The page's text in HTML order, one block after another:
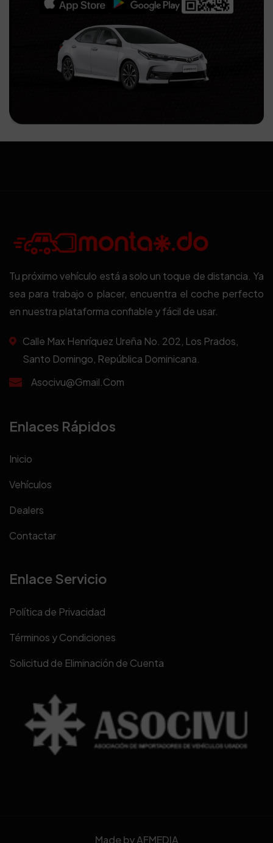
Tu próximo vehículo está a solo un toque de distancia. Ya
sea para trabajo o placer, encuentra el coche perfecto
en nuestra plataforma confiable y fácil de usar.
Calle Max Henríquez Ureña No. 202, Los Prados,
Santo Domingo, República Dominicana.
Asocivu@gmail.com
Enlaces Rápidos
Inicio
Vehículos
Dealers
Contactar
Enlace Servicio
Política de Privacidad
Términos y Condiciones
Solicitud de Eliminación de Cuenta
Made byAFMEDIA